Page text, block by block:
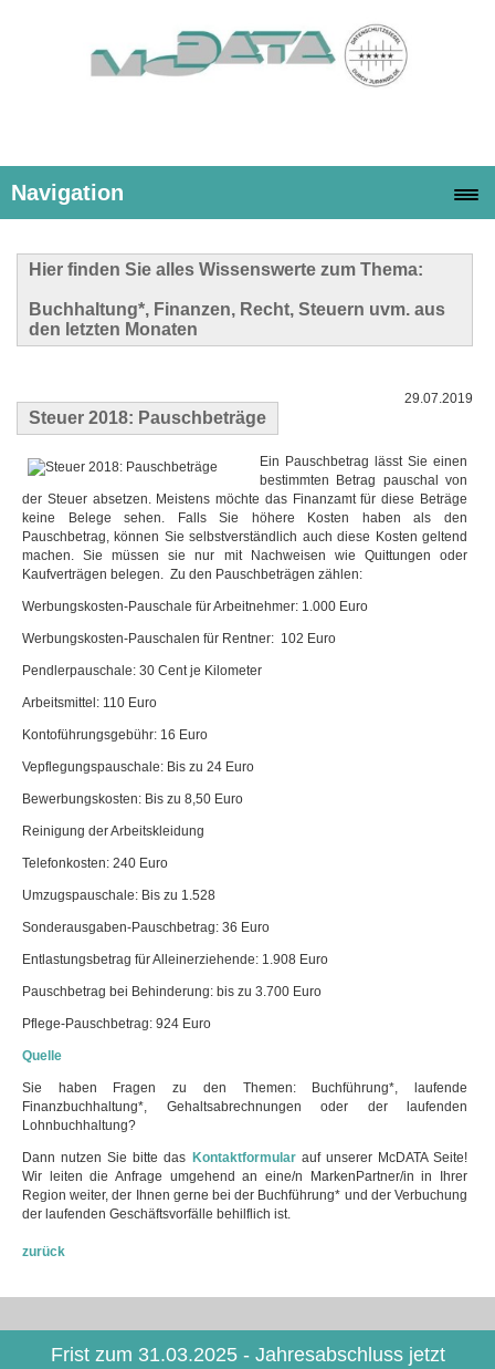
Navigation
Hier finden Sie alles Wissenswerte zum Thema:
Buchhaltung*, Finanzen, Recht, Steuern uvm. aus
den letzten Monaten
Steuer 2018: Pauschbeträge
29.07.2019
Ein Pauschbetrag lässt Sie einen
bestimmten Betrag pauschal von
der Steuer absetzen. Meistens möchte das Finanzamt für diese Beträge
keine Belege sehen. Falls Sie höhere Kosten haben als den
Pauschbetrag, können Sie selbstverständlich auch diese Kosten geltend
machen. Sie müssen sie nur mit Nachweisen wie Quittungen oder
Kaufverträgen belegen. Zu den Pauschbeträgen zählen:
Werbungskosten-Pauschale für Arbeitnehmer: 1.000 Euro
Werbungskosten-Pauschalen für Rentner: 102 Euro
Pendlerpauschale: 30 Cent je Kilometer
Arbeitsmittel: 110 Euro
Kontoführungsgebühr: 16 Euro
Vepflegungspauschale: Bis zu 24 Euro
Bewerbungskosten: Bis zu 8,50 Euro
Reinigung der Arbeitskleidung
Telefonkosten: 240 Euro
Umzugspauschale: Bis zu 1.528
Sonderausgaben-Pauschbetrag: 36 Euro
Entlastungsbetrag für Alleinerziehende: 1.908 Euro
Pauschbetrag bei Behinderung: bis zu 3.700 Euro
Pflege-Pauschbetrag: 924 Euro
Quelle
Sie haben Fragen zu den Themen: Buchführung*, laufende
Finanzbuchhaltung*, Gehaltsabrechnungen oder der laufenden
Lohnbuchhaltung?
Dann nutzen Sie bitte das Kontaktformularauf unserer McDATA Seite!
Wir leiten die Anfrage umgehend an eine/n MarkenPartner/in in Ihrer
Region weiter, der Ihnen gerne bei der Buchführung* und der Verbuchung
der laufenden Geschäftsvorfälle behilflich ist.
zurück
Frist zum 31.03.2025 - Jahresabschluss jetzt